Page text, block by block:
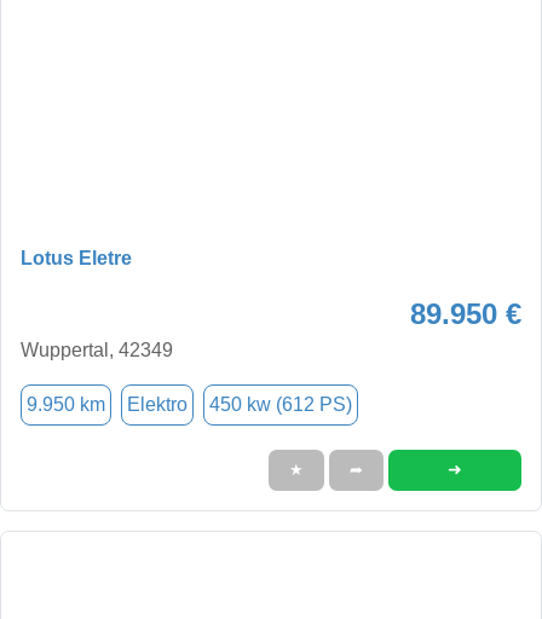
Lotus Eletre
89.950 €
Wuppertal, 42349
9.950 km Elektro 450 kw (612 PS)
★ ➦ ➜